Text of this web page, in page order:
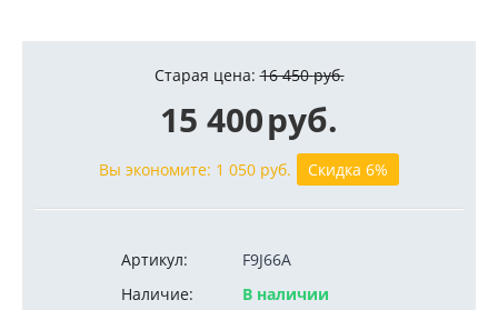
Старая цена: 16 450 руб.
15 400руб.
Вы экономите: 1 050 руб. Скидка 6%
Артикул:
F9J66A
Наличие:
В наличии